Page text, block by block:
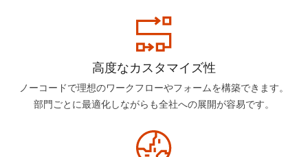
高度なカスタマイズ性
ノーコードで理想のワークフローやフォームを構築できます。
部門ごとに最適化しながらも全社への展開が容易です。